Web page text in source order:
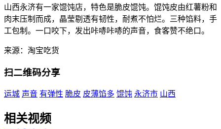
山西永济有一家馄饨店，特色是脆皮馄饨。馄饨皮由红薯粉和
肉末压制而成，晶莹剔透有韧性，耐煮不怕烂。三种馅料，手
工包制。一口咬下，发出咔哧咔哧的声音，食客赞不绝口。
来源：淘宝吃货
扫二维码分享
运城 声音 有弹性 脆皮 皮薄馅多 馄饨 永济市 山西
相关视频